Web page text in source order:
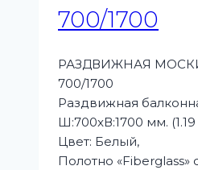
700/1700
РАЗДВИЖНАЯ
700/1700
Раздвижная
Ш:700xВ:1700 мм. (1.19
Цвет: Белый,
Полотно «Fiberglass»